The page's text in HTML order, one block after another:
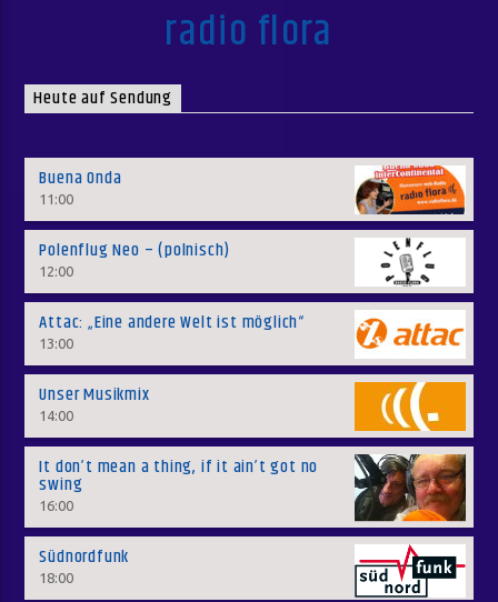
radio flora
Heute auf Sendung
Buena Onda
11:00
Polenflug Neo – (polnisch)
12:00
Attac: „Eine andere Welt ist möglich“
13:00
Unser Musikmix
14:00
It don’t mean a thing, if it ain’t got no
swing
16:00
Südnordfunk
18:00